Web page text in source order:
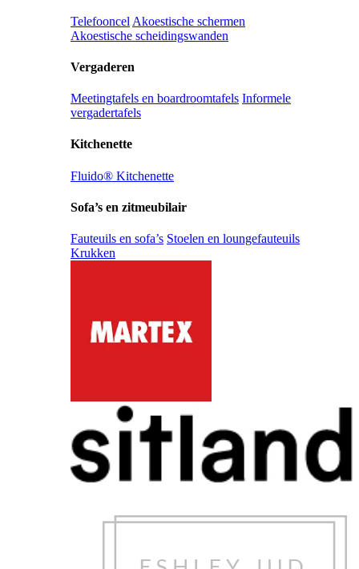
Telefooncel Akoestische schermen
Akoestische scheidingswanden
Vergaderen
Meetingtafels en boardroomtafels Informele
vergadertafels
Kitchenette
Fluido® Kitchenette
Sofa’s en zitmeubilair
Fauteuils en sofa’s Stoelen en loungefauteuils
Krukken